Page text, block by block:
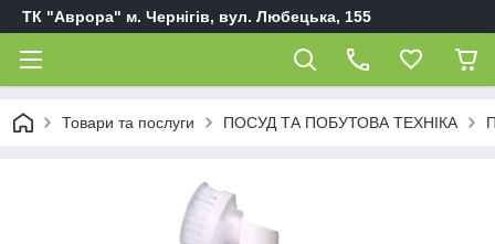
ТК "Аврора" м. Чернігів, вул. Любецька, 155
Товари та послуги ПОСУД ТА ПОБУТОВА ТЕХНІКА